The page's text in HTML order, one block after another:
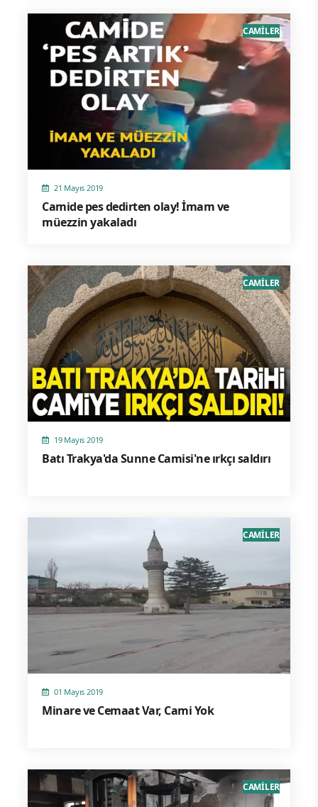
21 Mayıs 2019
Camide pes dedirten olay! İmam ve
müezzin yakaladı
CAMİLER
19 Mayıs 2019
Batı Trakya'da Sunne Camisi'ne ırkçı saldırı
CAMİLER
01 Mayıs 2019
Minare ve Cemaat Var, Cami Yok
CAMİLER
CAMİLER